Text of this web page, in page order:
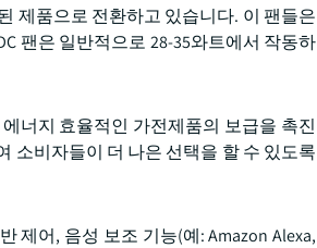
제품으로 전환하고 있습니다. 이 팬들은
팬은 일반적으로 28-35와트에서 작동하
너지 효율적인 가전제품의 보급을 촉진
소비자들이 더 나은 선택을 할 수 있도록
제어, 음성 보조 기능(예: Amazon Alexa,